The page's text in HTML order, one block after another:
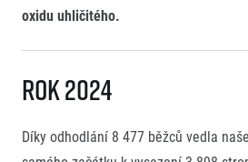
oxidu uhličitého.
Rok 2024
Díky odhodlání 8 477 běžců vedla